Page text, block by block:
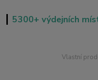
5300+ výdejních
Vlastní